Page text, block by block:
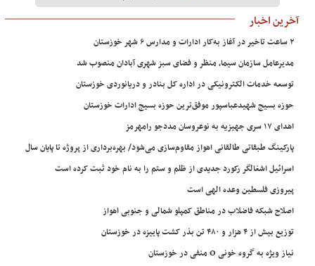
آخرین اخبار
۲ ساعت تاخیر در آغاز به‌کار ادارات و مدارس ۶ شهر خوزستان
مدیرعامل سازمان سیما، منظر و فضای سبز شهری آبادان منصوب شد
توسعه خدمات الکترونیکی در اداره کل بنادر و دریانوردی خوزستان
حوزه بسیج شهیدعباسپور موفق‌ترین حوزه بسیج ادارات خوزستان
اهدای ۱۷ سری جهیزیه به نوعروسان مددجو رامهرمز
پارکینگ طبقاتی طالقانی اهواز مقاوم‌سازی می‌شود/ بهره‌برداری از پروژه تا پایان سال
اسرائیل اشغالگر رکورد جدیدی از ظلم و ستم را به نام خود ثبت کرده است
پیروزی فلسطین وعده الهی است
اصلاح شبکه فاضلاب در مناطق کمپلو شمالی و جنوبی اهواز
توزیع بیش از ۴ هزار و ۴۸۰ تن بذر کشت پاییزه در خوزستان
نیاز ویژه به گروه خونی O منفی در خوزستان